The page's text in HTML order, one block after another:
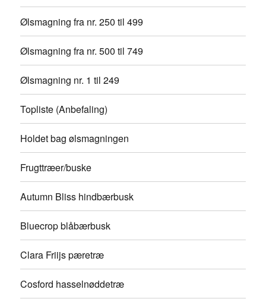
Ølsmagning fra nr. 250 til 499
Ølsmagning fra nr. 500 til 749
Ølsmagning nr. 1 til 249
Topliste (Anbefaling)
Holdet bag ølsmagningen
Frugttræer/buske
Autumn Bliss hindbærbusk
Bluecrop blåbærbusk
Clara Friijs pæretræ
Cosford hasselnøddetræ